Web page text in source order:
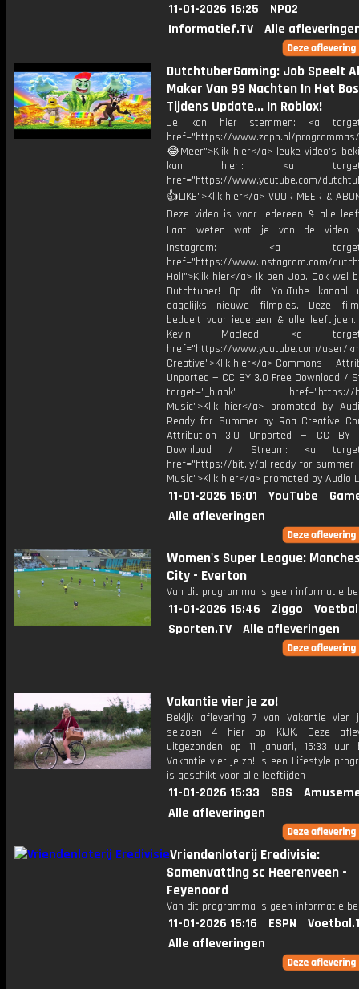
11-01-2026 16:25
NPO2
Informatief.TV
Alle
DutchtuberGaming: Job Speelt
Maker Van 99 Nachten In Het Bos
Tijdens Update... In Roblox!
Je kan hier stemmen: <a
href="https://www.zapp.nl/
😂Meer">Klik hier</a> leuke video's
kan hier!: <a
href="https://www.youtube.com/
👍LIKE">Klik hier</a> VOOR MEER &
Deze video is voor iedereen & alle
Laat weten wat je van de video
Instagram: <a
href="https://www.instagram.com/
Hoi!">Klik hier</a> Ik ben Job. Ook wel
Dutchtuber! Op dit YouTube kanaal
dagelijks nieuwe filmpjes. Deze
bedoelt voor iedereen & alle
Kevin Macleod: <a
href="https://www.youtube.com/user/
Creative">Klik hier</a> Commons —
Unported — CC BY 3.0 Free Download /
target="_blank" href="https://
Music">Klik hier</a> promoted by
Ready for Summer by Roa Creative
Attribution 3.0 Unported — CC BY
Download / Stream: <a
href="https://bit.ly/al-ready-for-summer
Music">Klik hier</a> promoted by Audio
11-01-2026 16:01 YouTube
Alle afleveringen
Women's Super League:
City - Everton
Van dit programma is geen informatie
11-01-2026 15:46 Ziggo
Sporten.TV
Alle afleveringen
Vakantie vier je zo!
Bekijk aflevering 7 van Vakantie
seizoen 4 hier op KIJK. Deze
uitgezonden op 11 januari, 15:33 uur
Vakantie vier je zo! is een Lifestyle
is geschikt voor alle leeftijden
11-01-2026 15:33 SBS
Alle afleveringen
Vriendenloterij Eredivisie:
Samenvatting sc Heerenveen -
Feyenoord
Van dit programma is geen informatie
11-01-2026 15:16 ESPN
Alle afleveringen